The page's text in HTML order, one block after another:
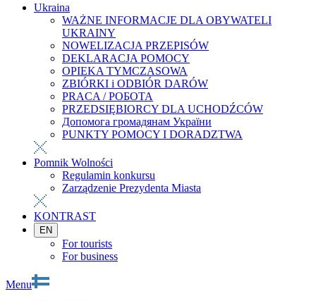
Ukraina
WAŻNE INFORMACJE DLA OBYWATELI
UKRAINY
NOWELIZACJA PRZEPISÓW
DEKLARACJA POMOCY
OPIEKA TYMCZASOWA
ZBIÓRKI i ODBIÓR DARÓW
PRACA / РОБОТА
PRZEDSIĘBIORCY DLA UCHODŹCÓW
Допомога громадянам України
PUNKTY POMOCY I DORADZTWA
Pomnik Wolności
Regulamin konkursu
Zarządzenie Prezydenta Miasta
KONTRAST
EN
For tourists
For business
Menu